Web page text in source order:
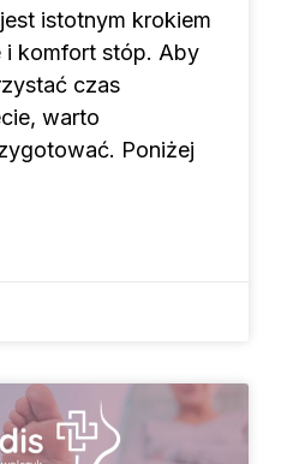
istotnym krokiem
komfort stóp. Aby
czas
warto
Poniżej